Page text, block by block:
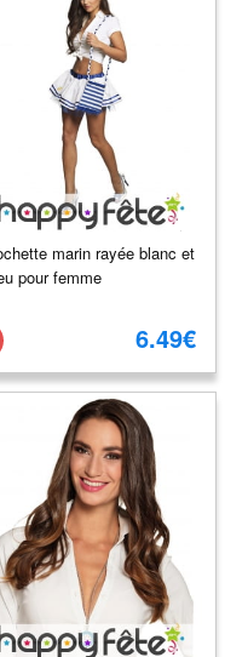
marin rayée blanc et
pour femme
6.49€